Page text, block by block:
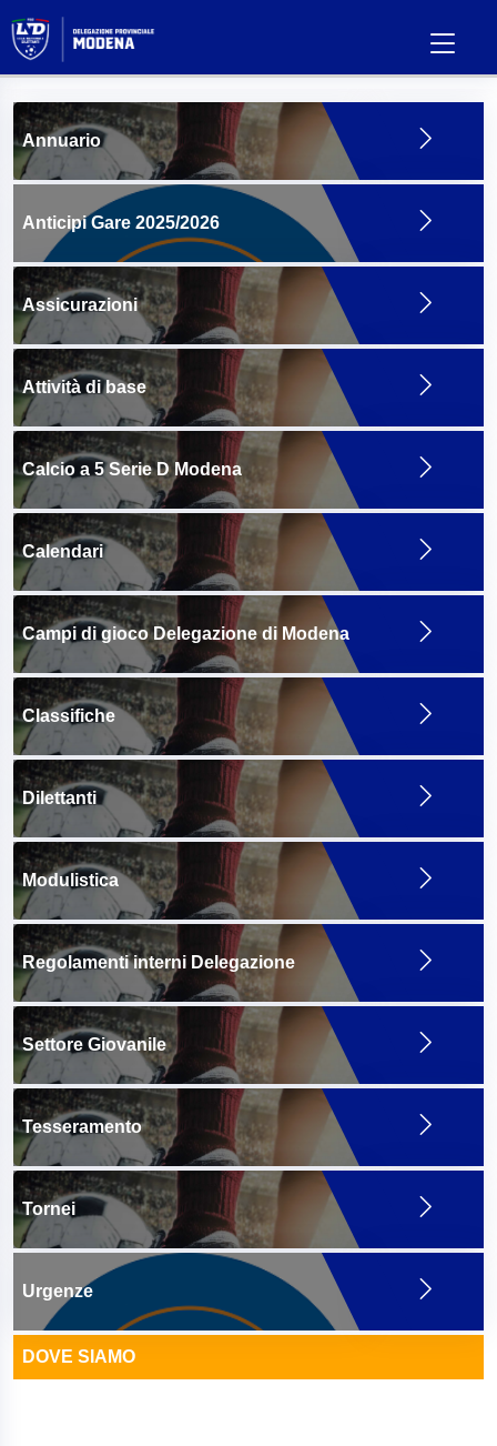
Annuario
Anticipi Gare 2025/2026
Assicurazioni
Attività di base
Calcio a 5 Serie D Modena
Calendari
Campi di gioco Delegazione di Modena
Classifiche
Dilettanti
Modulistica
Regolamenti interni Delegazione
Settore Giovanile
Tesseramento
Tornei
Urgenze
DOVE SIAMO